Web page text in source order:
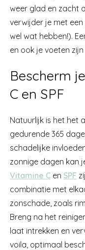
weer glad en zacht
verwijder je met
wel wat hebben!).
en ook je voeten
Bescherm
C en SPF
Natuurlijk is het het
gedurende 365
schadelijke
zonnige dagen kan
Vitamine C en SPF
combinatie met
zonschade, zoals
Breng na het
laat intrekken en
voila, optimaal